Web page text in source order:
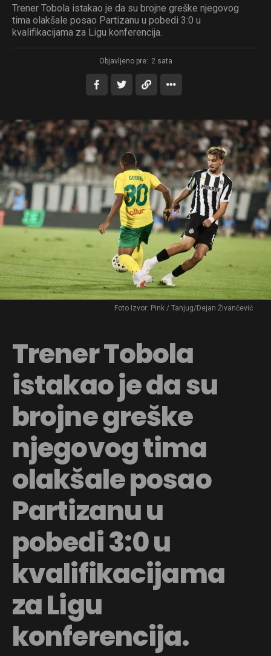
Trener Tobola istakao je da su brojne greške njegovog
tima olakšale posao Partizanu u pobedi 3:0 u
kvalifikacijama za Ligu konferencija.
Objavljeno pre: 2 sata
Foto Izvor: Pink / Tanjug/Dejan Živančević
Trener Tobola
istakao je da su
brojne greške
njegovog tima
olakšale posao
Partizanu u
pobedi 3:0 u
kvalifikacijama
za Ligu
konferencija.